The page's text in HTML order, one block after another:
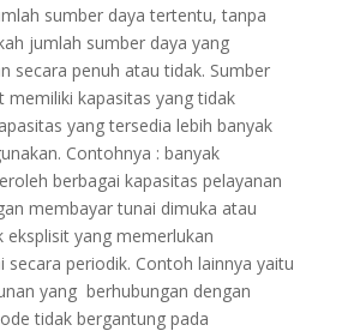
sumber daya tertentu, tanpa
jumlah sumber daya yang
secara penuh atau tidak. Sumber
memiliki kapasitas yang tidak
yang tersedia lebih banyak
Contohnya : banyak
berbagai kapasitas pelayanan
membayar tunai dimuka atau
yang memerlukan
secara periodik. Contoh lainnya yaitu
yang berhubungan dengan
tidak bergantung pada